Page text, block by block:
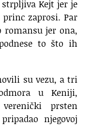
Kejt jer je
princ zaprosi. Par
romansu jer ona,
to što ih
su vezu, a tri
u Keniji,
prsten
njegovoj